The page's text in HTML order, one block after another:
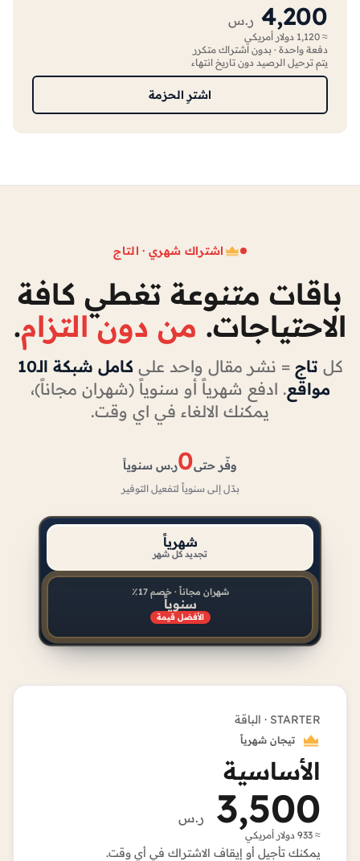
4,200 ر.س
≈ 1,120 دولار أمريكي
دفعة واحدة · بدون اشتراك متكرر
يتم ترحيل الرصيد دون تاريخ انتهاء
اشترِ الحزمة
اشتراك شهري · التاج
باقات متنوعة تغطي كافة
الاحتياجات. من دون التزام.
كل تاج = نشر مقال واحد على
كامل شبكة الـ10
مواقع. ادفع شهرياً أو سنوياً (شهران مجاناً)،
يمكنك الالغاء في اي وقت.
وفّر حتى0ر.س سنوياً
بدّل إلى سنوياً لتفعيل التوفير
شهرياً
تجديد كل شهر
سنوياً
الأفضل قيمة
شهران مجاناً · خصم 17٪
STARTER · الباقة
تيجان شهرياً
الأساسية
3,500 ر.س
≈ 933 دولار أمريكي
يمكنك تأجيل أو إيقاف الاشتراك في أي وقت.